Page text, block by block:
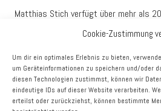
Cookie-Zustimmung
Um dir ein optimales Erlebnis zu bieten,
um Geräteinformationen zu speichern und/oder
diesen Technologien zustimmst, können wir
eindeutige IDs auf dieser Website verarbeiten.
erteilst oder zurückziehst, können bestimmte
Matthias Stich verfügt über mehr als
für die BBE Handelsberatung war er in
befasste er sich schwerpunktmäßig
Diligence von Einzelhandelsobjekten
Projektierung und Vermarktung von
Einkaufszentren. In den letzten zwei
Berliner Projektentwickler im Bereich